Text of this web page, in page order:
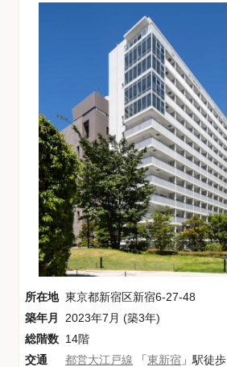
所在地 東京都新宿区新宿6-27-48
築年月
2023年7月 (築3年)
総階数 14階
交通
都営大江戸線 「東新宿 」駅徒歩